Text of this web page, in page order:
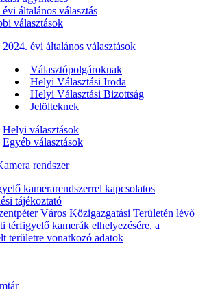
évi általános választás
választások
2024. évi általános választások
Választópolgároknak
Helyi Választási Iroda
Helyi Választási Bizottság
Jelölteknek
Helyi választások
Egyéb választások
rendszer
kamerarendszerrel kapcsolatos
tájékoztató
Város Közigazgatási Területén lévő
térfigyelő kamerák elhelyezésére, a
területre vonatkozó adatok